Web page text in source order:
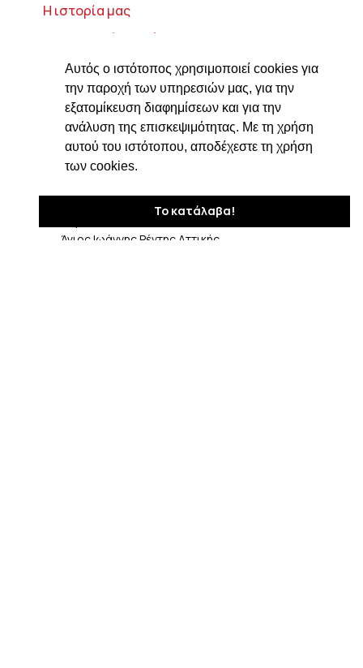
Αυτός ο ιστότοπος χρησιμοποιεί cookies για
την παροχή των υπηρεσιών μας, για την
εξατομίκευση διαφημίσεων και για την
ανάλυση της επισκεψιμότητας. Με τη χρήση
αυτού του ιστότοπου, αποδέχεστε τη χρήση
των cookies.
Το κατάλαβα!
Η ιστορία μας
Τυροκομικά προϊόντα
Προϊόντα ιδρύματος Βαρώνου Μιχαήλ
Τοσίτσα
Delicatessen
Συνταγές
Επικοινωνία
Στοιχεία Επικοινωνίας
Άγιος Ιωάννης Ρέντης Αττικής